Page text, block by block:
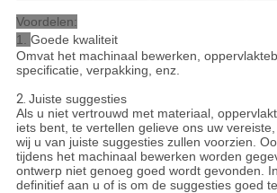
Voordelen:
1. Goede kwaliteit
Omvat het machinaal bewerken,
specificatie, verpakking, enz.
2. Juiste suggesties
Als u niet vertrouwd met materiaal,
iets bent, te vertellen gelieve ons uw
wij u van juiste suggesties zullen voorzien.
tijdens het machinaal bewerken worden
ontwerp niet genoeg goed wordt gevonden.
definitief aan u of is om de suggesties goed